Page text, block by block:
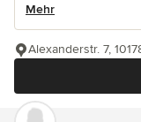
Mehr
Alexanderstr. 7,